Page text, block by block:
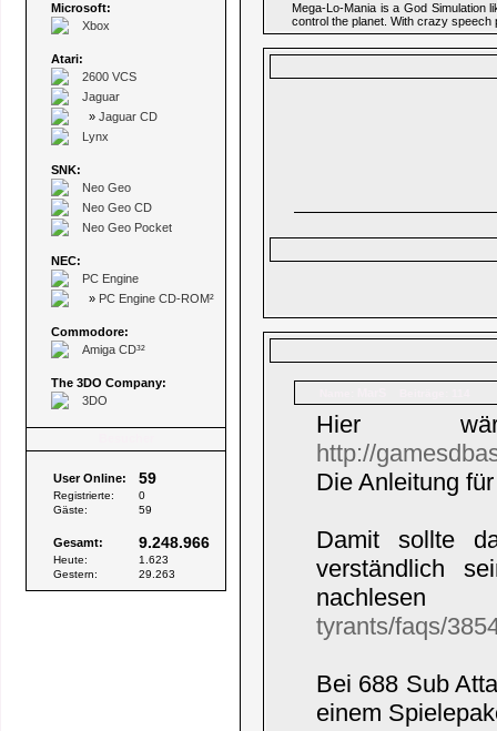
Microsoft:
Xbox
Atari:
2600 VCS
Jaguar
» Jaguar CD
Lynx
SNK:
Neo Geo
Neo Geo CD
Neo Geo Pocket
NEC:
PC Engine
» PC Engine CD-ROM²
Commodore:
Amiga CD³²
The 3DO Company:
3DO
User Online: 59
Registrierte:
0
Gäste:
59
Gesamt: 9.248.966
Heute:
1.623
Gestern:
29.263
Mega-Lo-Mania is a God Simulation
control the planet. With crazy
Hier
http://
Die Anleitung
Damit sollte
verständlich
tyrants/faqs/
Bei 688 Sub
einem